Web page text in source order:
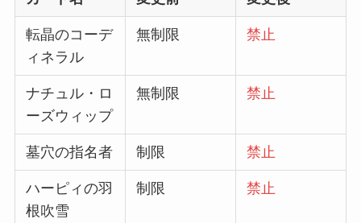
転晶のコーデ
ィネラル
無制限 禁止
ナチュル・ロ
ーズウィップ
無制限 禁止
墓穴の指名者 制限 禁止
ハーピィの羽
根吹雪
制限 禁止